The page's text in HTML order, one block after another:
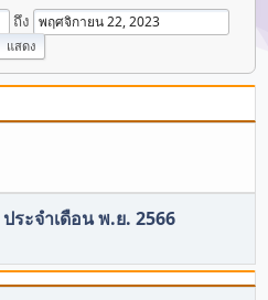
ถึง
ระจำเดือน พ.ย. 2566